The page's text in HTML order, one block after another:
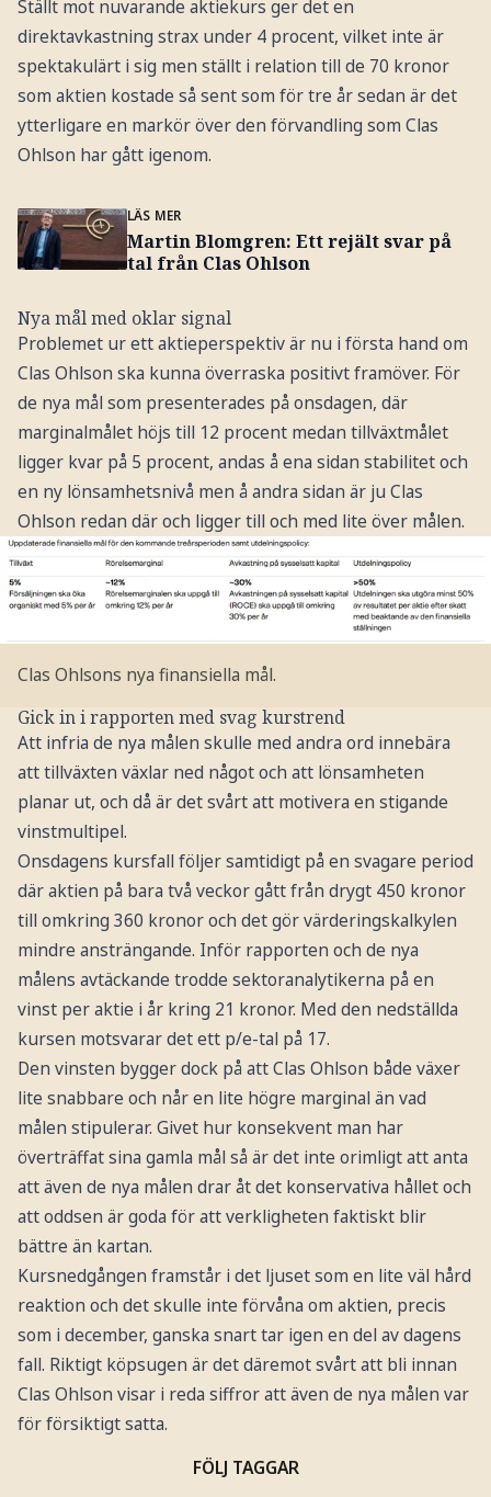
Ställt mot nuvarande aktiekurs ger det en
direktavkastning strax under 4 procent, vilket inte är
spektakulärt i sig men ställt i relation till de 70 kronor
som aktien kostade så sent som för tre år sedan är det
ytterligare en markör över den förvandling som Clas
Ohlson har gått igenom.
LÄS MER
Martin Blomgren: Ett rejält svar på
tal från Clas Ohlson
Nya mål med oklar signal
Problemet ur ett aktieperspektiv är nu i första hand om
Clas Ohlson ska kunna överraska positivt framöver. För
de nya mål som presenterades på onsdagen, där
marginalmålet höjs till 12 procent medan tillväxtmålet
ligger kvar på 5 procent, andas å ena sidan stabilitet och
en ny lönsamhetsnivå men å andra sidan är ju Clas
Ohlson redan där och ligger till och med lite över målen.
Clas Ohlsons nya finansiella mål.
Gick in i rapporten med svag kurstrend
Att infria de nya målen skulle med andra ord innebära
att tillväxten växlar ned något och att lönsamheten
planar ut, och då är det svårt att motivera en stigande
vinstmultipel.
Onsdagens kursfall följer samtidigt på en svagare period
där aktien på bara två veckor gått från drygt 450 kronor
till omkring 360 kronor och det gör värderingskalkylen
mindre ansträngande. Inför rapporten och de nya
målens avtäckande trodde sektoranalytikerna på en
vinst per aktie i år kring 21 kronor. Med den nedställda
kursen motsvarar det ett p/e-tal på 17.
Den vinsten bygger dock på att Clas Ohlson både växer
lite snabbare och når en lite högre marginal än vad
målen stipulerar. Givet hur konsekvent man har
överträffat sina gamla mål så är det inte orimligt att anta
att även de nya målen drar åt det konservativa hållet och
att oddsen är goda för att verkligheten faktiskt blir
bättre än kartan.
Kursnedgången framstår i det ljuset som en lite väl hård
reaktion och det skulle inte förvåna om aktien, precis
som i december, ganska snart tar igen en del av dagens
fall. Riktigt köpsugen är det däremot svårt att bli innan
Clas Ohlson visar i reda siffror att även de nya målen var
för försiktigt satta.
FÖLJ TAGGAR